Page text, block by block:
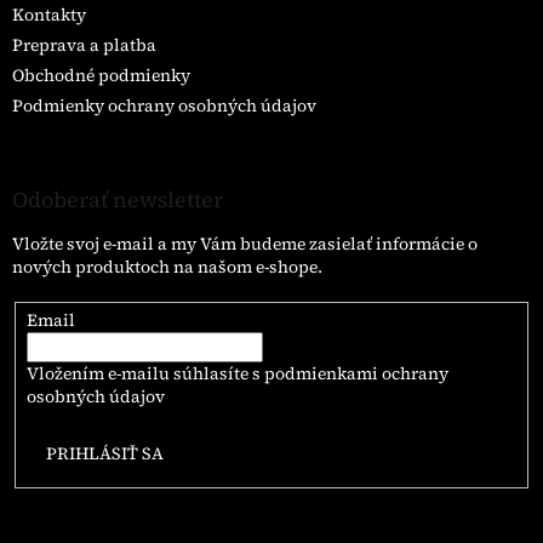
Kontakty
Preprava a platba
Obchodné podmienky
Podmienky ochrany osobných údajov
Odoberať newsletter
Vložte svoj e-mail a my Vám budeme zasielať informácie o
nových produktoch na našom e-shope.
Email
Vložením e-mailu súhlasíte s podmienkami ochrany
osobných údajov
PRIHLÁSIŤ SA